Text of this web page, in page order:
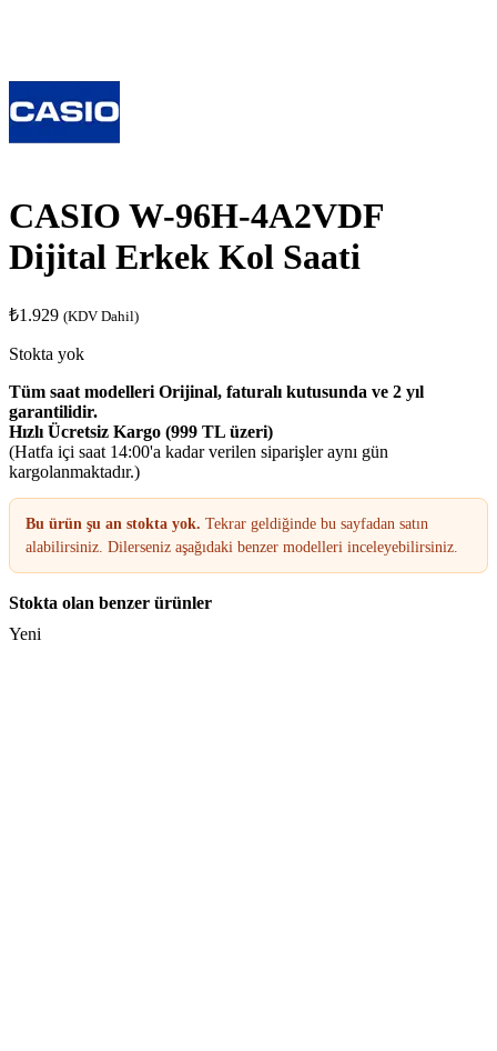
CASIO W-96H-4A2VDF
Dijital Erkek Kol Saati
₺1.929 (KDV Dahil)
Stokta yok
Tüm saat modelleri Orijinal, faturalı kutusunda ve 2 yıl
garantilidir.
Hızlı Ücretsiz Kargo (999 TL üzeri)
(Hatfa içi saat 14:00'a kadar verilen siparişler aynı gün
kargolanmaktadır.)
Bu ürün şu an stokta yok. Tekrar geldiğinde bu sayfadan satın
alabilirsiniz. Dilerseniz aşağıdaki benzer modelleri inceleyebilirsiniz.
Stokta olan benzer ürünler
Yeni